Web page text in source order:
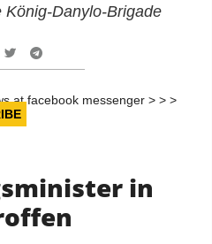
Danylo-Brigade
at facebook messenger > > >
in